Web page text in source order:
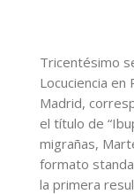
Tricentésimo
Locuciencia en
Madrid,
el título de
migrañas,
formato
la primera